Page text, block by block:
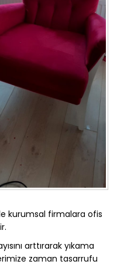
kurumsal firmalara ofis
arttırarak yıkama
zaman tasarrufu